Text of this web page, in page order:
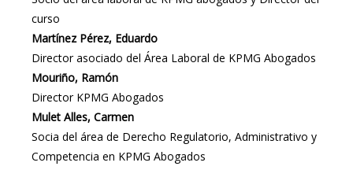
curso
Martínez Pérez, Eduardo
Director asociado del Área Laboral de KPMG Abogados
Mouriño, Ramón
Director KPMG Abogados
Mulet Alles, Carmen
Socia del área de Derecho Regulatorio, Administrativo y
Competencia en KPMG Abogados